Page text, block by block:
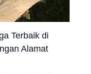
Terbaik di
Alamat